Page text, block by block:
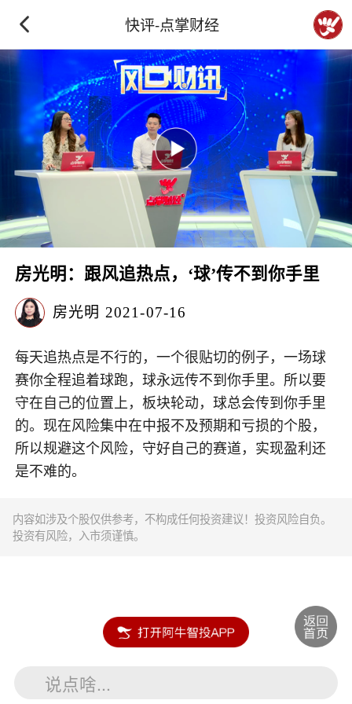
快评-点掌财经
房光明：跟风追热点，‘球’传不到你手里
房光明 2021-07-16
每天追热点是不行的，一个很贴切的例子，一场球
赛你全程追着球跑，球永远传不到你手里。所以要
守在自己的位置上，板块轮动，球总会传到你手里
的。现在风险集中在中报不及预期和亏损的个股，
所以规避这个风险，守好自己的赛道，实现盈利还
是不难的。
内容如涉及个股仅供参考，不构成任何投资建议！投资风险自负。
投资有风险，入市须谨慎。
说点啥...